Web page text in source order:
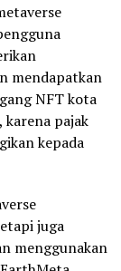
mendapatkan
NFT kota
pajak
kepada
juga
menggunakan